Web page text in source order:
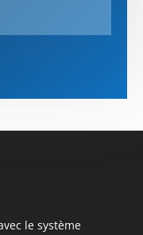
le système